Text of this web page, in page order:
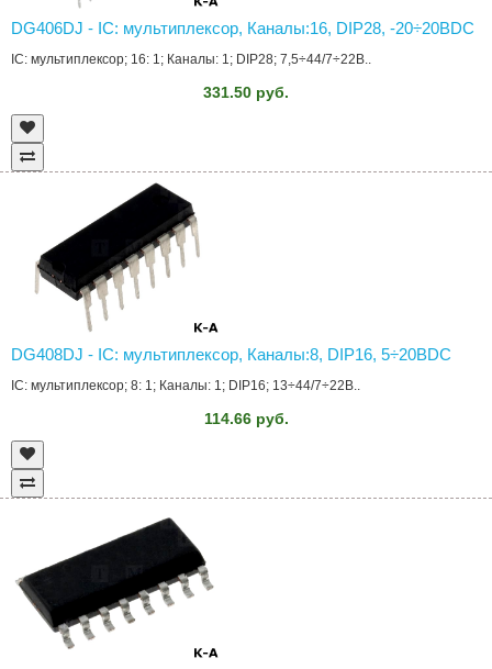
DG406DJ - IC: мультиплексор, Каналы:16, DIP28, -20÷20ВDC
IC: мультиплексор; 16: 1; Каналы: 1; DIP28; 7,5÷44/7÷22В..
331.50 руб.
DG408DJ - IC: мультиплексор, Каналы:8, DIP16, 5÷20ВDC
IC: мультиплексор; 8: 1; Каналы: 1; DIP16; 13÷44/7÷22В..
114.66 руб.